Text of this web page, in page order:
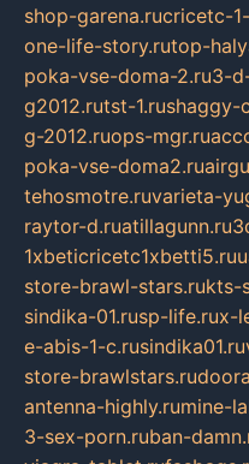
shop-garena.rucricetc-
one-life-story.rutop-
poka-vse-doma-2.ru3-
g2012.rutst-1.rushaggy-
g-2012.ruops-mgr.ru
poka-vse-doma2.ru
tehosmotre.ruvarieta-
raytor-d.ruatillagunn.ru
1xbeticricetc1xbetti5.ru
store-brawl-stars.rukts-
sindika-01.rusp-life.rux-
e-abis-1-c.rusindika01.ru
store-brawlstars.ru
antenna-highly.rumine-
3-sex-porn.ruban-